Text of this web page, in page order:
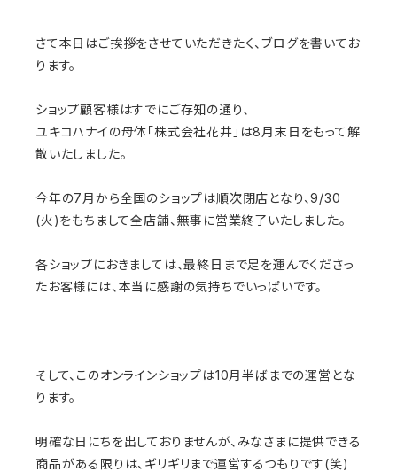
さて本日はご挨拶をさせていただきたく、ブログを書いてお
ります。
ショップ顧客様はすでにご存知の通り、
ユキコハナイの母体「株式会社花井」 は8月末日をもって解
散いたしました。
今年の7月から全国のショップは順次閉店となり、9/30
(火)をもちまして全店舗、無事に営業終了いたしました。
各ショップにおきましては、最終日まで足を運んでくださっ
たお客様には、 本当に感謝の気持ちでいっぱいです。
そして、 このオンラインショップは10月半ばまでの運営とな
ります。
明確な日にちを出しておりませんが、 みなさまに提供できる
商品がある限りは、 ギリギリまで運営するつもりです(笑)